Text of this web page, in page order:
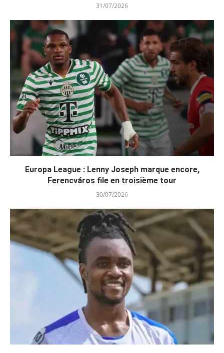
31/07/2026
Europa League : Lenny Joseph marque encore,
Ferencváros file en troisième tour
30/07/2026